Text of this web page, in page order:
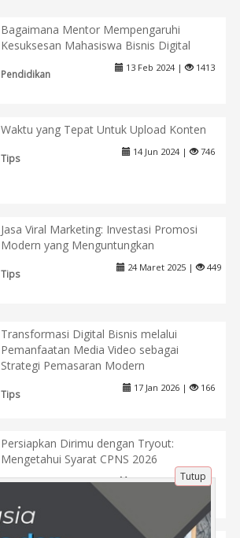
Bagaimana Mentor Mempengaruhi
Kesuksesan Mahasiswa Bisnis Digital
Pendidikan
13 Feb 2024 | 1413
Waktu yang Tepat Untuk Upload Konten
Tips
14 Jun 2024 | 746
Jasa Viral Marketing: Investasi Promosi
Modern yang Menguntungkan
Tips
24 Maret 2025 | 449
Transformasi Digital Bisnis melalui
Pemanfaatan Media Video sebagai
Strategi Pemasaran Modern
Tips
17 Jan 2026 | 166
Persiapkan Dirimu dengan Tryout:
Mengetahui Syarat CPNS 2026
15 Mei 2025 | 448
Tutup